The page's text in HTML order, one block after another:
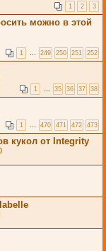
1 2 3
можно в этой
1 … 249 250 251 252
1 … 35 36 37 38
1 … 470 471 472 473
кукол от Integrity